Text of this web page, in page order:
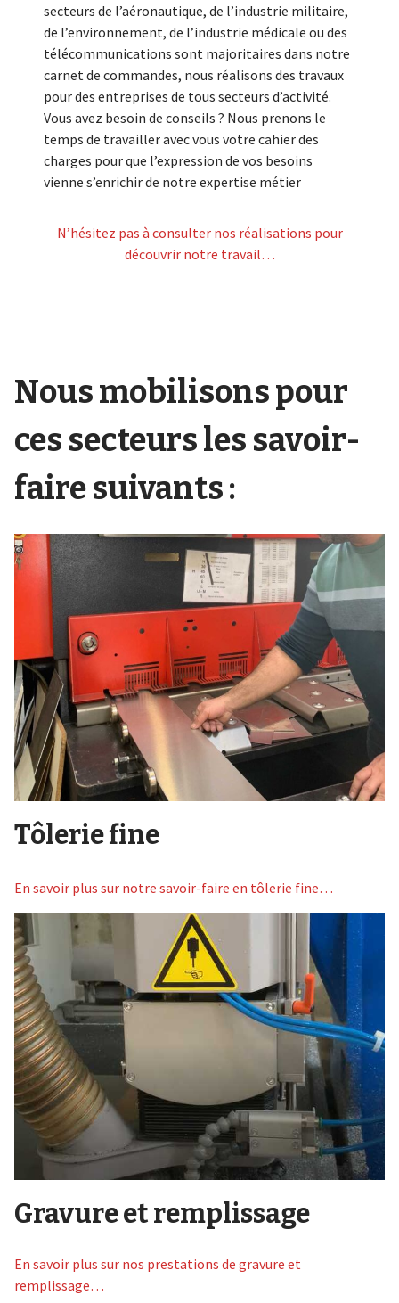
secteurs de l’aéronautique, de l’industrie militaire,
de l’environnement, de l’industrie médicale ou des
télécommunications sont majoritaires dans notre
carnet de commandes, nous réalisons des travaux
pour des entreprises de tous secteurs d’activité.
Vous avez besoin de conseils ? Nous prenons le
temps de travailler avec vous votre cahier des
charges pour que l’expression de vos besoins
vienne s’enrichir de notre expertise métier
N’hésitez pas à consulter nos réalisations pour
découvrir notre travail…
Nous mobilisons pour
ces secteurs les savoir-
faire suivants :
Tôlerie fine
En savoir plus sur notre savoir-faire en tôlerie fine…
Gravure et remplissage
En savoir plus sur nos prestations de gravure et
remplissage…